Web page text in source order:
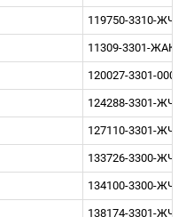
119750-3310-ЖЧК
11309-3301-ЖАК
120027-3301-000
124288-3301-ЖЧК
127110-3301-ЖЧК
133726-3300-ЖЧК
134100-3300-ЖЧК
138174-3301-ЖЧК